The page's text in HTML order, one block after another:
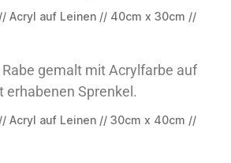
Acryl auf Leinen // 40cm x 30cm //
Acryl auf Leinen // 30cm x 40cm //